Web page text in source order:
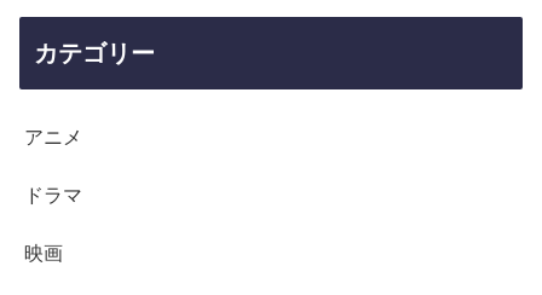
カテゴリー
アニメ
ドラマ
映画